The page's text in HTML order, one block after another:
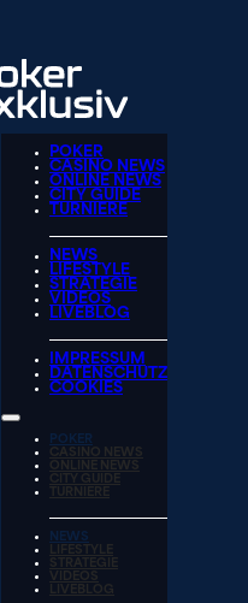
POKER
CASINO NEWS
ONLINE NEWS
CITY GUIDE
TURNIERE
NEWS
LIFESTYLE
STRATEGIE
VIDEOS
LIVEBLOG
IMPRESSUM
DATENSCHUTZ
COOKIES
POKER
CASINO NEWS
ONLINE NEWS
CITY GUIDE
TURNIERE
NEWS
LIFESTYLE
STRATEGIE
VIDEOS
LIVEBLOG